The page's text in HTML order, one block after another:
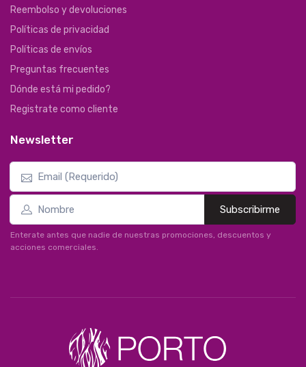
Reembolso y devoluciones
Políticas de privacidad
Políticas de envíos
Preguntas frecuentes
Dónde está mi pedido?
Registrate como cliente
Newsletter
Subscribirme
Enterate antes que nadie de nuestras promociones, descuentos y
acciones comerciales.